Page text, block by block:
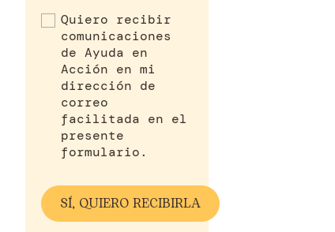
Quiero recibir
comunicaciones
de Ayuda en
Acción en mi
dirección de
correo
facilitada en el
presente
formulario.